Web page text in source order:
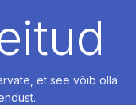
et see võib olla